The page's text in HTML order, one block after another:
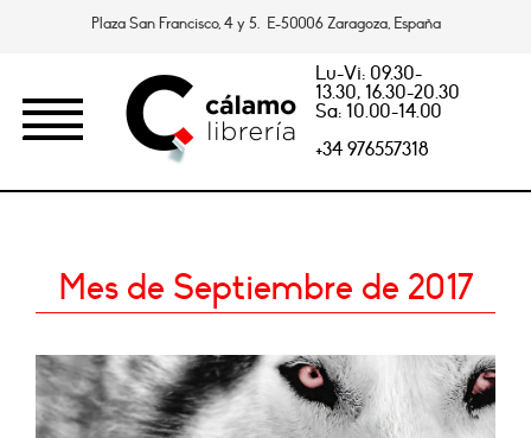
Plaza San Francisco, 4 y 5. E-50006 Zaragoza, España
Lu-Vi: 09.30-
13.30, 16.30-20.30
Sa: 10.00-14.00
+34 976557318
Mes de Septiembre de 2017